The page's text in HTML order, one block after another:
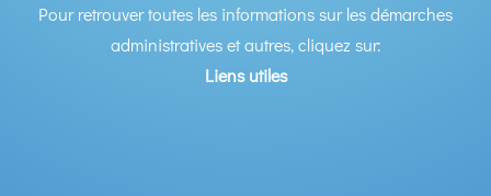
Pour retrouver toutes les informations sur les démarches
administratives et autres, cliquez sur:
Liens utiles